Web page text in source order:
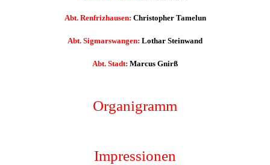
Abt. Renfrizhausen: Christopher Tamelun
Abt. Sigmarswangen: Lothar Steinwand
Abt. Stadt: Marcus Gnirß
Organigramm
Impressionen